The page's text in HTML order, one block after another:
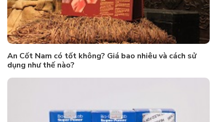
An Cốt Nam có tốt không? Giá bao nhiêu và cách sử
dụng như thế nào?